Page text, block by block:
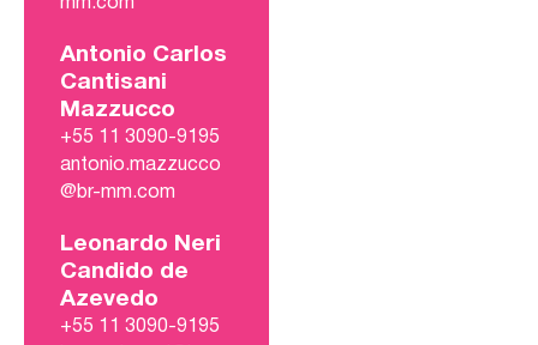
mm.com
Antonio Carlos
Cantisani
Mazzucco
+55 11 3090-9195
antonio.mazzucco
@br-mm.com
Leonardo Neri
Candido de
Azevedo
+55 11 3090-9195